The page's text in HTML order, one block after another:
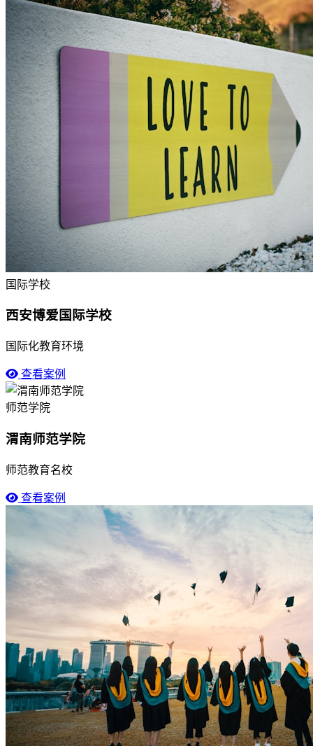
国际学校
西安博爱国际学校
国际化教育环境
查看案例
师范学院
渭南师范学院
师范教育名校
查看案例